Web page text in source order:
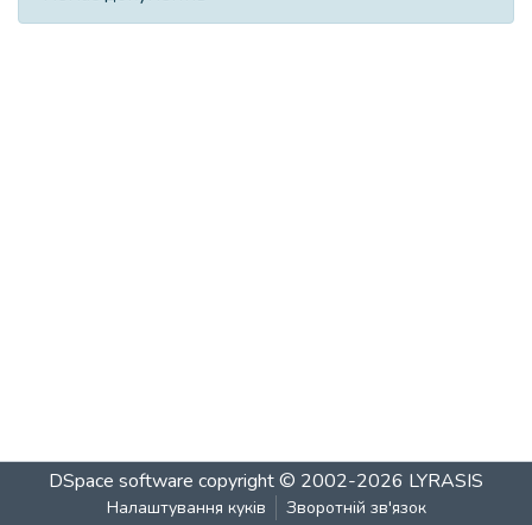
DSpace software copyright © 2002-2026 LYRASIS
Налаштування куків Зворотній зв'язок